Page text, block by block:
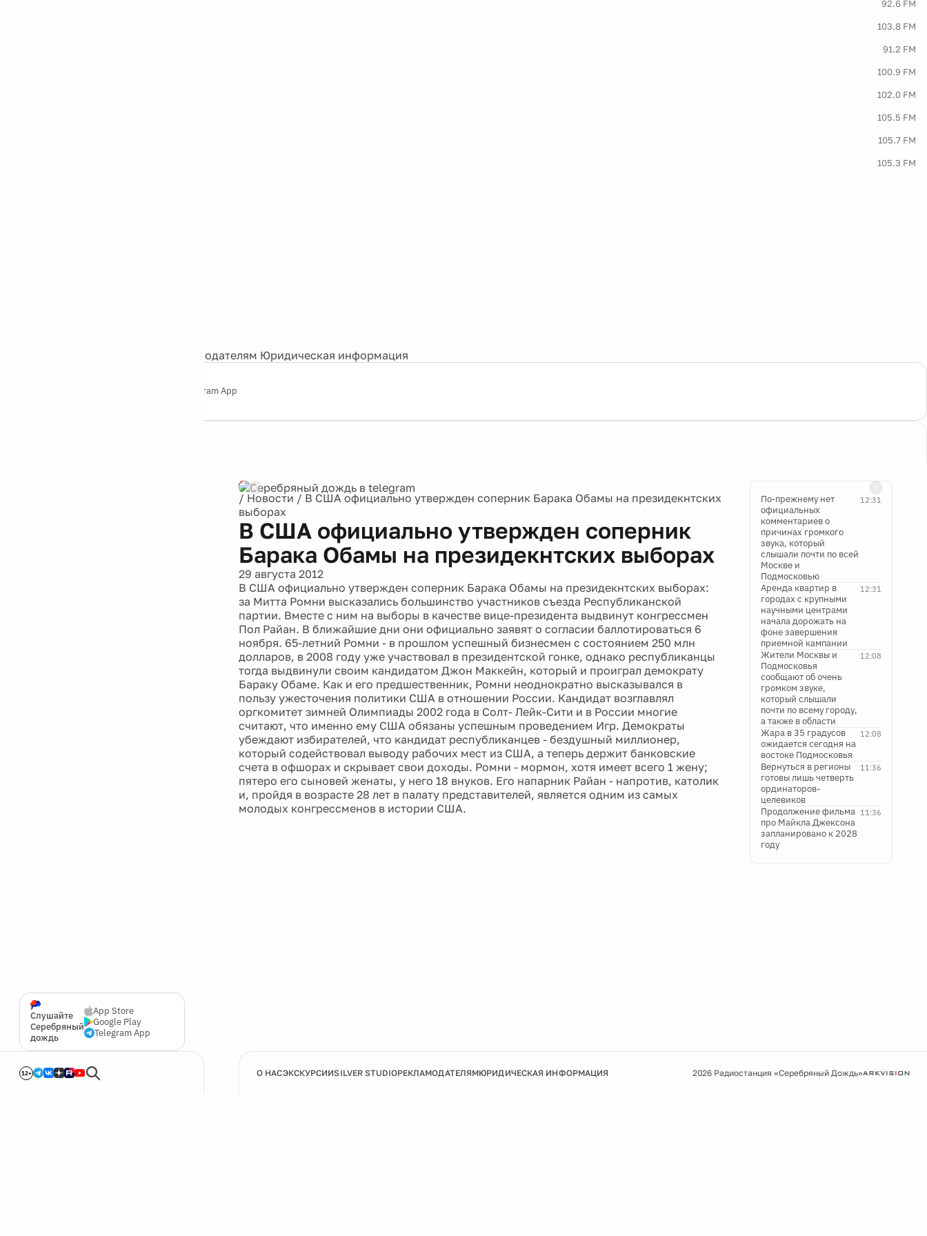
92.6 FM
103.8 FM
91.2 FM
100.9 FM
102.0 FM
105.5 FM
105.7 FM
105.3 FM
Рекламодателям Юридическая информация
Telegram App
Слушайте
Серебряный
дождь
App Store
Google Play
Telegram App
12+
/ Новости / В США официально утвержден соперник Барака Обамы на президекнтских
выборах
В США официально утвержден соперник
Барака Обамы на президекнтских выборах
29 августа 2012
В США официально утвержден соперник Барака Обамы на президекнтских выборах:
за Митта Ромни высказались большинство участников съезда Республиканской
партии. Вместе с ним на выборы в качестве вице-президента выдвинут конгрессмен
Пол Райан. В ближайшие дни они официально заявят о согласии баллотироваться 6
ноября. 65-летний Ромни - в прошлом успешный бизнесмен с состоянием 250 млн
долларов, в 2008 году уже участвовал в президентской гонке, однако республиканцы
тогда выдвинули своим кандидатом Джон Маккейн, который и проиграл демократу
Бараку Обаме. Как и его предшественник, Ромни неоднократно высказывался в
пользу ужесточения политики США в отношении России. Кандидат возглавлял
оргкомитет зимней Олимпиады 2002 года в Солт- Лейк-Сити и в России многие
считают, что именно ему США обязаны успешным проведением Игр. Демократы
убеждают избирателей, что кандидат республиканцев - бездушный миллионер,
который содействовал выводу рабочих мест из США, а теперь держит банковские
счета в офшорах и скрывает свои доходы. Ромни - мормон, хотя имеет всего 1 жену;
пятеро его сыновей женаты, у него 18 внуков. Его напарник Райан - напротив, католик
и, пройдя в возрасте 28 лет в палату представителей, является одним из самых
молодых конгрессменов в истории США.
12:31
По-прежнему нет
официальных
комментариев о
причинах громкого
звука, который
слышали почти по всей
Москве и
Подмосковью
12:31
Аренда квартир в
городах с крупными
научными центрами
начала дорожать на
фоне завершения
приемной кампании
12:08
Жители Москвы и
Подмосковья
сообщают об очень
громком звуке,
который слышали
почти по всему городу,
а также в области
12:08
Жара в 35 градусов
ожидается сегодня на
востоке Подмосковья
11:36
Вернуться в регионы
готовы лишь четверть
ординаторов-
целевиков
11:36
Продолжение фильма
про Майкла Джексона
запланировано к 2028
году
О НАСЭКСКУРСИИSILVER STUDIOРЕКЛАМОДАТЕЛЯМЮРИДИЧЕСКАЯ ИНФОРМАЦИЯ 2026 Радиостанция «Серебряный Дождь»